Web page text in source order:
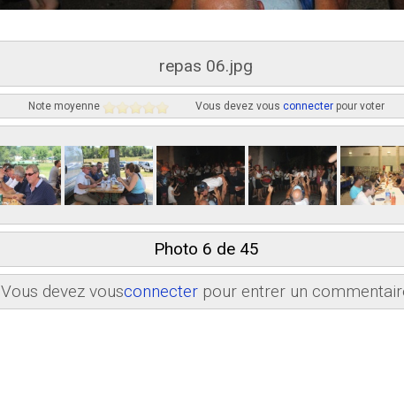
repas 06.jpg
Note moyenne Vous devez vous connecterpour voter
Photo 6 de 45
Vous devez vousconnecter pour entrer un